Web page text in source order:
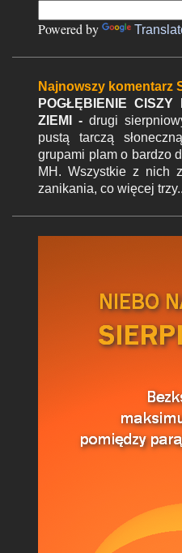
Powered by
Najnowszy komentarz
POGŁĘBIENIE
ZIEMI - drugi
pustą tarczą
grupami plam o bardzo
MH. Wszystkie z nich
zanikania, co więcej